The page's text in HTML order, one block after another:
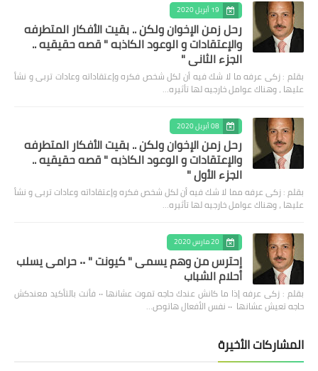
19 أبريل 2020
رحل زمن الإخوان ولكن .. بقيت الأفكار المتطرفه
والإعتقادات و الوعود الكاذبه " قصه حقيقيه ..
الجزء الثاني "
بقلم : زكى عرفه ‎ما لا شك فيه أن لكل شخص فكره وإعتقاداته وعادات تربى و نشأ
عليها ، وهناك عوامل خارجيه لها تأثيره…
08 أبريل 2020
رحل زمن الإخوان ولكن .. بقيت الأفكار المتطرفه
والإعتقادات و الوعود الكاذبه " قصه حقيقيه ..
الجزء الأول "
بقلم : زكى عرفه مما لا شك فيه أن لكل شخص فكره وإعتقاداته وعادات تربى و نشأ
عليها ، وهناك عوامل خارجيه لها تأثيره…
20 مارس 2020
إحترس من وهم يسمى " كيونت " ٠٠ حرامى يسلب
أحلام الشباب
بقلم : زكى عرفه ‎إذا ما كانش عندك حاجه تموت عشانها ٠٠ فأنت بالتأكيد معندكش
حاجه تعيش عشانها ٠٠ نفس الأفعال هاتوص…
المشاركات الأخيرة